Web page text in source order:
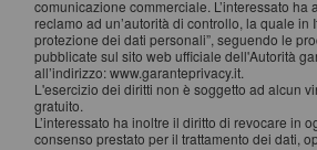
comunicazione commerciale. L’interessato ha
reclamo ad un’autorità di controllo, la quale in
protezione dei dati personali”, seguendo le
pubblicate sul sito web ufficiale dell'Autorità
all’indirizzo: www.garanteprivacy.it.
L'esercizio dei diritti non è soggetto ad alcun
gratuito.
L’interessato ha inoltre il diritto di revocare in
consenso prestato per il trattamento dei dati,